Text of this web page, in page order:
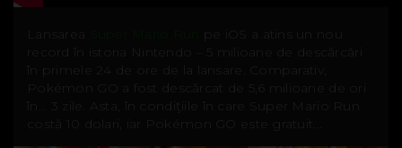
pe iOS a atins un nou
record în istoria Nintendo – 5 milioane de descărcări
în primele 24 de ore de la lansare. Comparativ,
Pokémon GO a fost descărcat de 5,6 milioane de ori
în... 3 zile. Asta, în condiţiile în care Super Mario Run
costă 10 dolari, iar Pokémon GO este gratuit...